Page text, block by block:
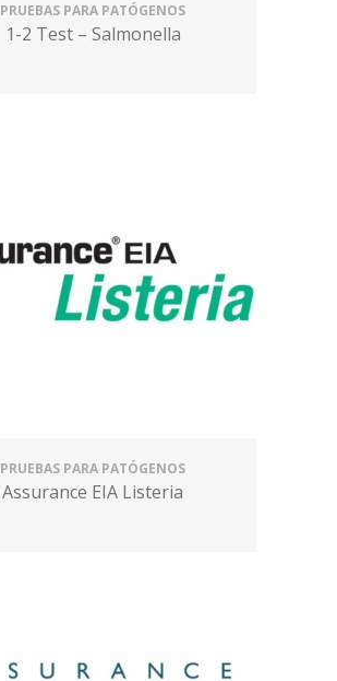
PRUEBAS PARA PATÓGENOS
1-2 Test – Salmonella
PRUEBAS PARA PATÓGENOS
Assurance EIA Listeria